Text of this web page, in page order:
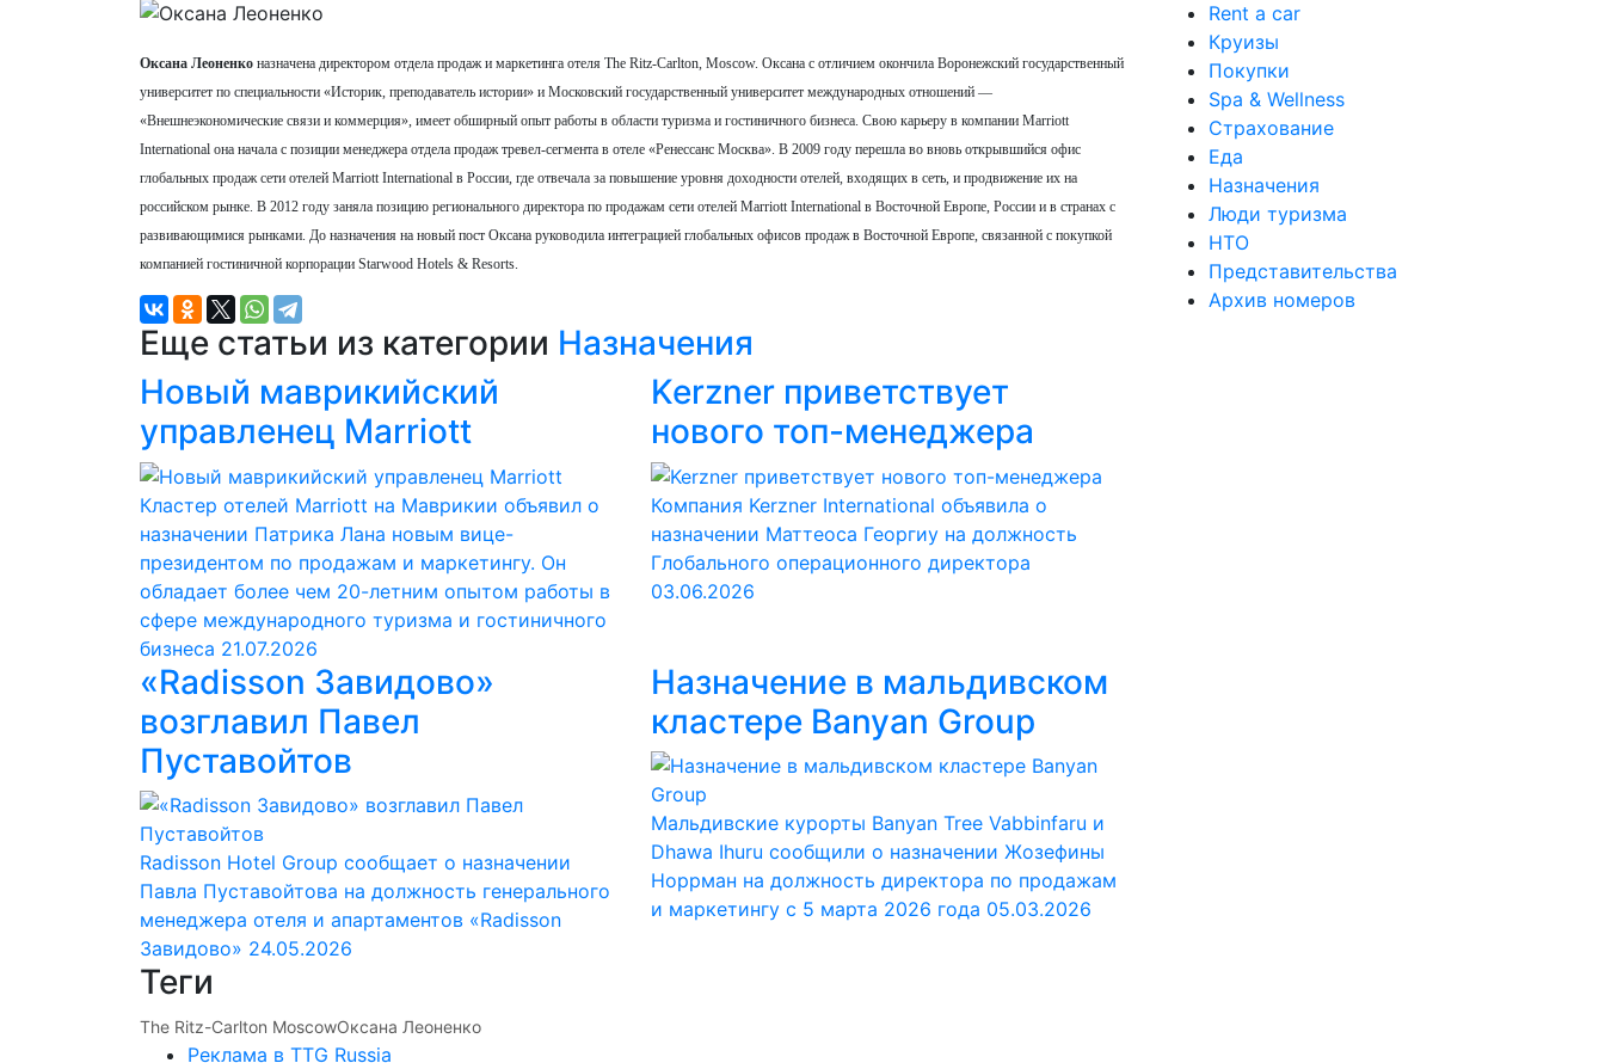
Оксана Леоненко назначена директором отдела продаж и маркетинга отеля The Ritz-Carlton, Moscow. Оксана с отличием окончила Воронежский государственный
университет по специальности «Историк, преподаватель истории» и Московский государственный университет международных отношений —
«Внешнеэкономические связи и коммерция», имеет обширный опыт работы в области туризма и гостиничного бизнеса. Свою карьеру в компании Marriott
International она начала с позиции менеджера отдела продаж тревел-сегмента в отеле «Ренессанс Москва». В 2009 году перешла во вновь открывшийся офис
глобальных продаж сети отелей Marriott International в России, где отвечала за повышение уровня доходности отелей, входящих в сеть, и продвижение их на
российском рынке. В 2012 году заняла позицию регионального директора по продажам сети отелей Marriott International в Восточной Европе, России и в странах с
развивающимися рынками. До назначения на новый пост Оксана руководила интеграцией глобальных офисов продаж в Восточной Европе, связанной с покупкой
компанией гостиничной корпорации Starwood Hotels & Resorts.
Еще статьи из категории Назначения
Новый маврикийский
управленец Marriott
Кластер отелей Marriott на Маврикии объявил о
назначении Патрика Лана новым вице-
президентом по продажам и маркетингу. Он
обладает более чем 20-летним опытом работы в
сфере международного туризма и гостиничного
бизнеса 21.07.2026
Kerzner приветствует
нового топ-менеджера
Компания Kerzner International объявила о
назначении Маттеоса Георгиу на должность
Глобального операционного директора
03.06.2026
«Radisson Завидово»
возглавил Павел
Пуставойтов
Radisson Hotel Group сообщает о назначении
Павла Пуставойтова на должность генерального
менеджера отеля и апартаментов «Radisson
Завидово» 24.05.2026
Назначение в мальдивском
кластере Banyan Group
Мальдивские курорты Banyan Tree Vabbinfaru и
Dhawa Ihuru сообщили о назначении Жозефины
Норрман на должность директора по продажам
и маркетингу с 5 марта 2026 года 05.03.2026
Теги
The Ritz-Carlton MoscowОксана Леоненко
Rent a car
Круизы
Покупки
Spa & Wellness
Страхование
Еда
Назначения
Люди туризма
НТО
Представительства
Архив номеров
Реклама в TTG Russia